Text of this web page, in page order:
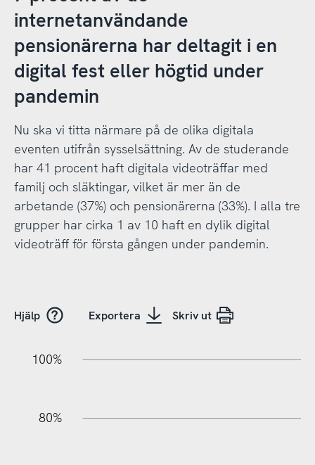
internetanvändande
pensionärerna har deltagit i en
digital fest eller högtid under
pandemin
Nu ska vi titta närmare på de olika digitala
eventen utifrån sysselsättning. Av de studerande
har 41 procent haft digitala videoträffar med
familj och släktingar, vilket är mer än de
arbetande (37%) och pensionärerna (33%). I alla tre
grupper har cirka 1 av 10 haft en dylik digital
videoträff för första gången under pandemin.
Hjälp Exportera Skriv ut
80%
100%